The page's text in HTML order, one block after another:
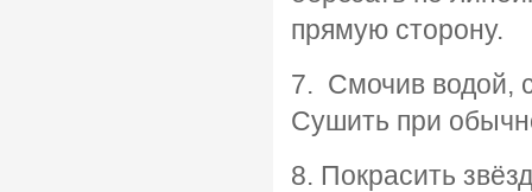
прямую сторону.
7. Смочив водой,
Сушить при
8. Покрасить